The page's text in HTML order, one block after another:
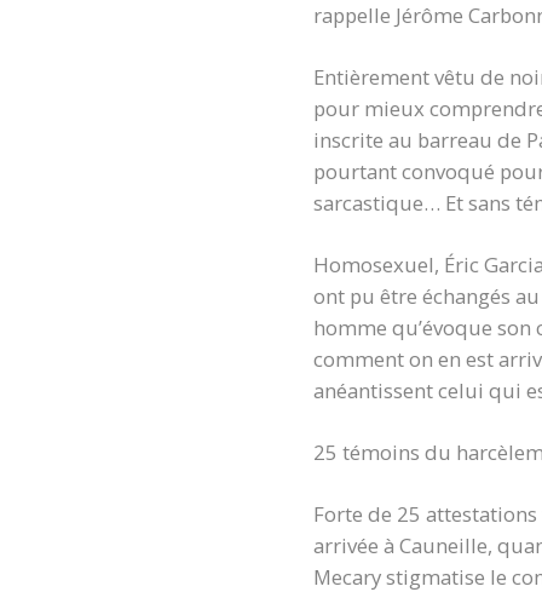
rappelle Jérôme
Entièrement vêtu de
pour mieux
inscrite au barreau de
pourtant convoqué
sarcastique… Et sans
Homosexuel, Éric
ont pu être échangés
homme qu’évoque
comment on en est
anéantissent celui qui
25 témoins du
Forte de 25
arrivée à Cauneille,
Mecary stigmatise le